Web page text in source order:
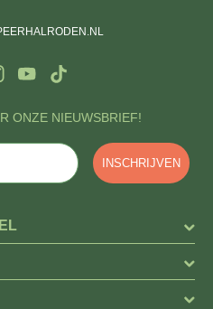
ONZE NIEUWSBRIEF!
INSCHRIJVEN